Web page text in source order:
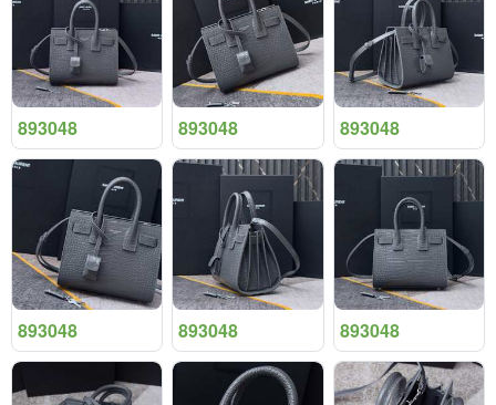
893048 893048 893048
893048 893048 893048